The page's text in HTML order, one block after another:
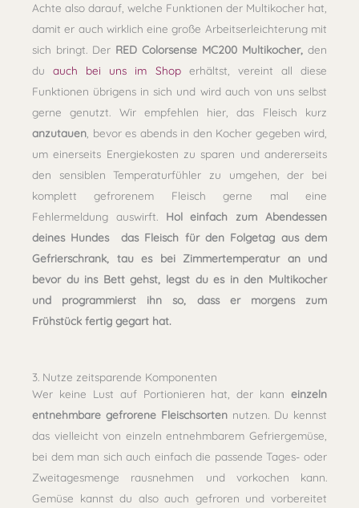
Achte also darauf, welche Funktionen der Multikocher hat,
damit er auch wirklich eine große Arbeitserleichterung mit
sich bringt. Der RED Colorsense MC200 Multikocher, den
du auch bei uns im Shoperhältst, vereint all diese
Funktionen übrigens in sich und wird auch von uns selbst
gerne genutzt. Wir empfehlen hier, das Fleisch kurz
anzutauen , bevor es abends in den Kocher gegeben wird,
um einerseits Energiekosten zu sparen und andererseits
den sensiblen Temperaturfühler zu umgehen, der bei
komplett gefrorenem Fleisch gerne mal eine
Fehlermeldung auswirft. Hol einfach zum Abendessen
deines Hundes das Fleisch für den Folgetag aus dem
Gefrierschrank, tau es bei Zimmertemperatur an und
bevor du ins Bett gehst, legst du es in den Multikocher
und programmierst ihn so, dass er morgens zum
Frühstück fertig gegart hat.
3. Nutze zeitsparende Komponenten
Wer keine Lust auf Portionieren hat, der kann einzeln
entnehmbare gefrorene Fleischsorten nutzen. Du kennst
das vielleicht von einzeln entnehmbarem Gefriergemüse,
bei dem man sich auch einfach die passende Tages- oder
Zweitagesmenge rausnehmen und vorkochen kann.
Gemüse kannst du also auch gefroren und vorbereitet